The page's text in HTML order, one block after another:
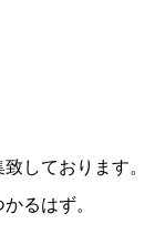
しております。
るはず。